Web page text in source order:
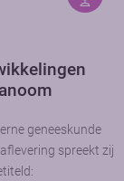
geneeskunde
spreekt zij